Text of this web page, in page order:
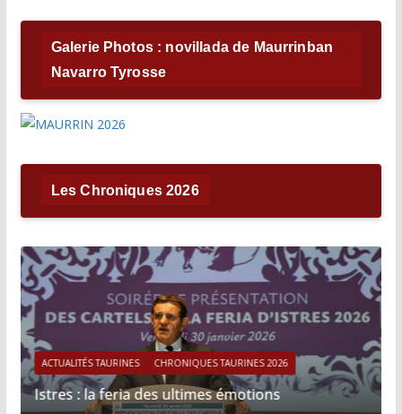
Galerie Photos : novillada de Maurrinban
Navarro Tyrosse
Les Chroniques 2026
CHRONIQUES TAURINES 2026
ultimes émotions
ACTUALITÉS TAURINES
Víctor Hernández :